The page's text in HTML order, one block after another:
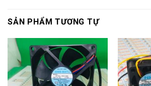
SẢN PHẨM TƯƠNG TỰ